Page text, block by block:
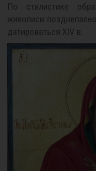
По стилистике
живописи
датироваться XIV в.